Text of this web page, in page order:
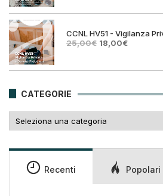
originale
25,00€.
attuale
18,00€.
CCNL HV51 - Vigilanza
25,00€ Il
era:
18,00€Il
è:
CATEGORIE
Recenti Popolari